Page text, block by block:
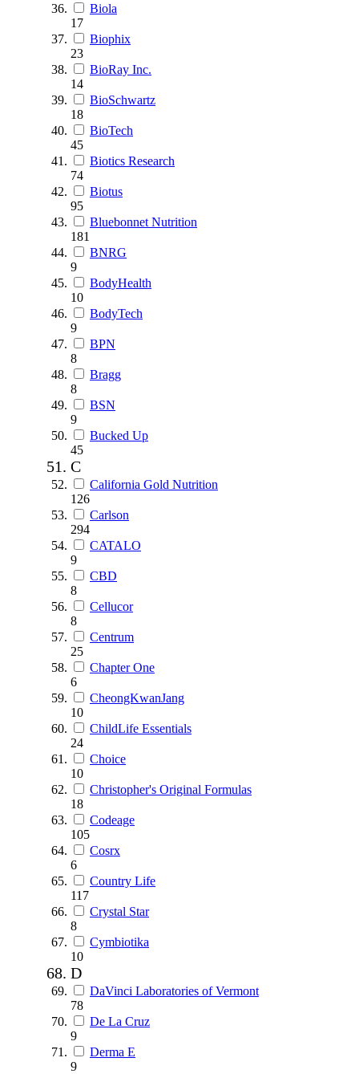
Biola
17
Biophix
23
BioRay Inc.
14
BioSchwartz
18
BioTech
45
Biotics Research
74
Biotus
95
Bluebonnet Nutrition
181
BNRG
9
BodyHealth
10
BodyTech
9
BPN
8
Bragg
8
BSN
9
Bucked Up
45
C
California Gold Nutrition
126
Carlson
294
CATALO
9
CBD
8
Cellucor
8
Centrum
25
Chapter One
6
CheongKwanJang
10
ChildLife Essentials
24
Choice
10
Christopher's Original Formulas
18
Codeage
105
Cosrx
6
Country Life
117
Crystal Star
8
Cymbiotika
10
D
DaVinci Laboratories of Vermont
78
De La Cruz
9
Derma E
9